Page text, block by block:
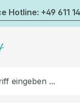
Hotline: +49 611